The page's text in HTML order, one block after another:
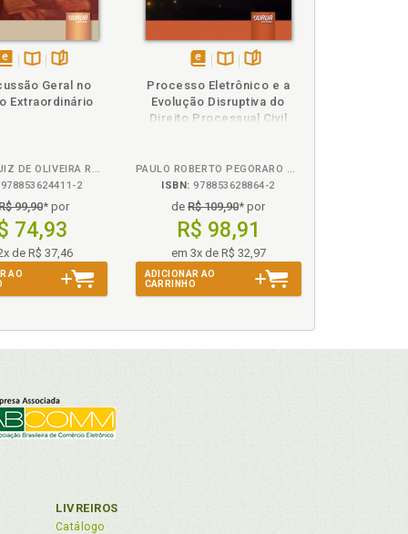
101
103
137
específica e instrumental, p. 25
e mistas, p. 23
p. 24
p. 27
do interior, p. 137
em
na
Geral no
Extraordinário
SANDRO LUIZ DE OLIVEIRA ROSA
978853624411-2
99,90* por
74,93
de R$ 37,46
AO
em
eBook
na
B.V.
Processo Eletrônico e a
Evolução Disruptiva do
Direito Processual Civil
PAULO ROBERTO PEGORARO JUNIOR
ISBN: 978853628864-2
deR$ 109,90* por
R$ 98,91
em 3x de R$ 32,97
ADICIONAR AO
CARRINHO
LIVREIROS
Catálogo